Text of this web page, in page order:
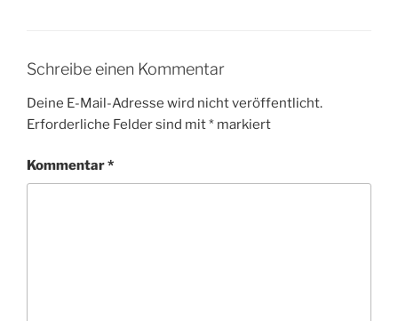
Schreibe einen Kommentar
Deine E-Mail-Adresse wird nicht veröffentlicht.
Erforderliche Felder sind mit* markiert
Kommentar*